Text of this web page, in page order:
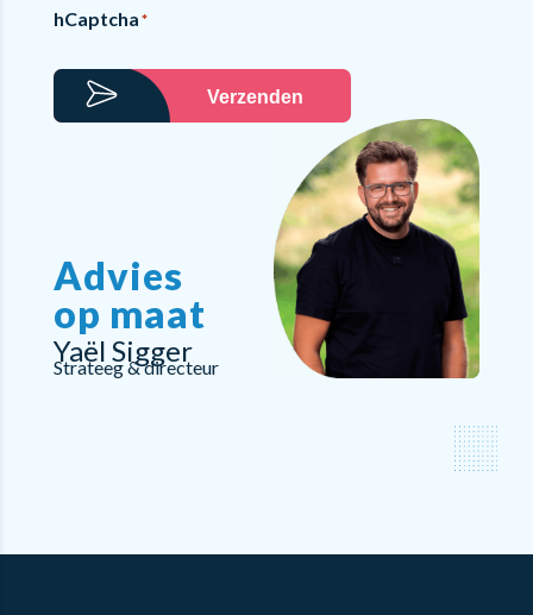
hCaptcha*
Verzenden
Advies
op maat
Yaël Sigger
Strateeg & directeur